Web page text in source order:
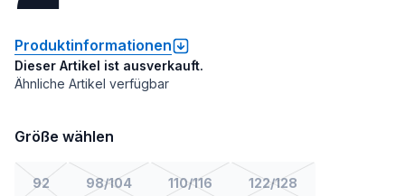
Produktinformationen
Dieser Artikel ist ausverkauft.
Ähnliche Artikel verfügbar
Größe wählen
92 98/104 110/116 122/128